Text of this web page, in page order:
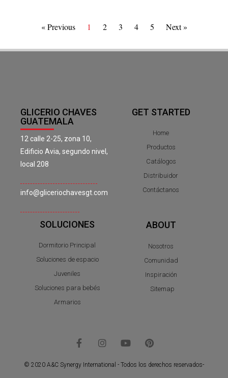
« Previous 1 2 3 4 5 Next »
GLICERIO CHAVES
GUATEMALA
12 calle 2-25, zona 10,
Edificio Avia, segundo nivel,
local 208
info@gliceriochavesgt.com
GET STARTED
Home
Productos
Catálogos
Distribuidor
Contáctanos
SOLUCIONES
Dormitorio Principal
Soluciones de espacio
Juveniles
Soluciones para bebés
Armarios
ABOUT
Nosotros
Comunidad
Inspiración
Sitemap
© 2020 A&C Synergy International - Todos los derechos reservados-